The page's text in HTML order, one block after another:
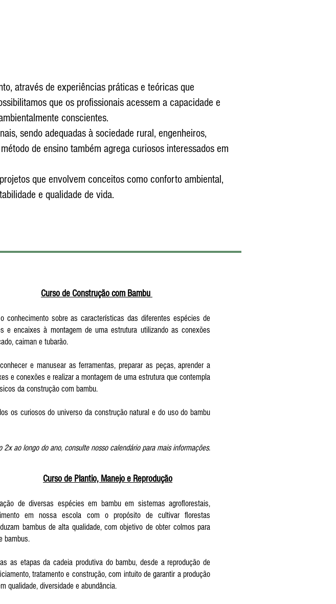
através de experiências práticas e teóricas que
que os profissionais acessem a capacidade e
conscientes.
sendo adequadas à sociedade rural, engenheiros,
de ensino também agrega curiosos interessados em
que envolvem conceitos como conforto ambiental,
e qualidade de vida.
Curso de Construção com Bambu
conhecimento sobre as características das diferentes espécies de
e encaixes à montagem de uma estrutura utilizando as conexões
caiman e tubarão.
e manusear as ferramentas, preparar as peças, aprender a
e conexões e realizar a montagem de uma estrutura que contempla
da construção com bambu.
os curiosos do universo da construção natural e do uso do bambu
2x ao longo do ano, consulte nosso calendário para mais informações.
Curso de Plantio, Manejo e Reprodução
de diversas espécies em bambu em sistemas agroflorestais,
em nossa escola com o propósito de cultivar florestas
bambus de alta qualidade, com objetivo de obter colmos para
bambus.
as etapas da cadeia produtiva do bambu, desde a reprodução de
tratamento e construção, com intuito de garantir a produção
qualidade, diversidade e abundância.